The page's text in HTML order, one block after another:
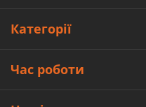
Категорії
Час роботи